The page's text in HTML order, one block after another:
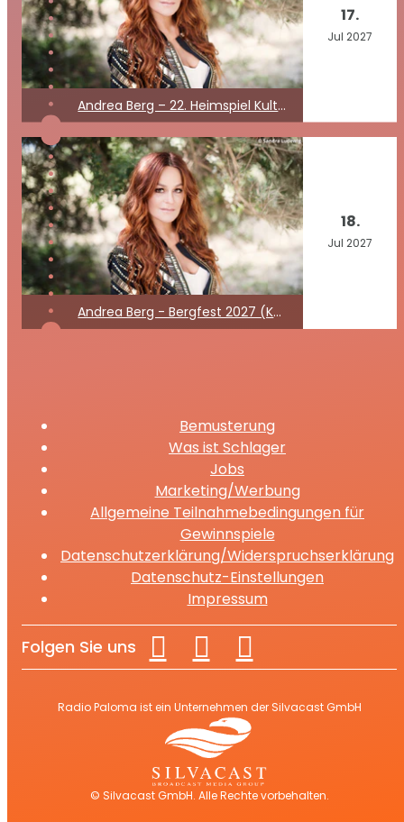
Andrea Berg – 22. Heimspiel Kult Open Air 2027
17.
Jul 2027
Andrea Berg - Bergfest 2027 (Kein Konzert)
18.
Jul 2027
Bemusterung
Was ist Schlager
Jobs
Marketing/Werbung
Allgemeine Teilnahmebedingungen für
Gewinnspiele
Datenschutzerklärung/Widerspruchserklärung
Datenschutz-Einstellungen
Impressum
Folgen Sie uns
Radio Paloma ist ein Unternehmen der Silvacast GmbH
© Silvacast GmbH. Alle Rechte vorbehalten.